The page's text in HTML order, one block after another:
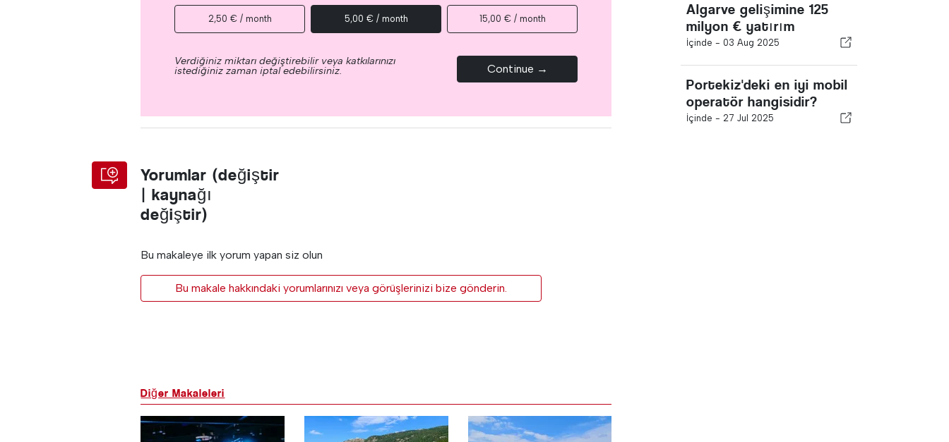
2,50 € / month 5,00 € / month 15,00 € / month
Verdiğiniz miktarı değiştirebilir veya katkılarınızı
istediğiniz zaman iptal edebilirsiniz. Continue →
Yorumlar (değiştir
| kaynağı
değiştir)
Bu makaleye ilk yorum yapan siz olun
Bu makale hakkındaki yorumlarınızı veya görüşlerinizi bize gönderin.
Algarve gelişimine 125
milyon € yatırım
İçinde - 03 Aug 2025
Portekiz'deki en iyi mobil
operatör hangisidir?
İçinde - 27 Jul 2025
Diğer Makaleleri